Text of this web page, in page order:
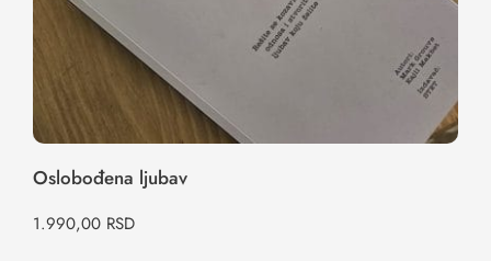
Oslobođena ljubav
1.990,00 RSD